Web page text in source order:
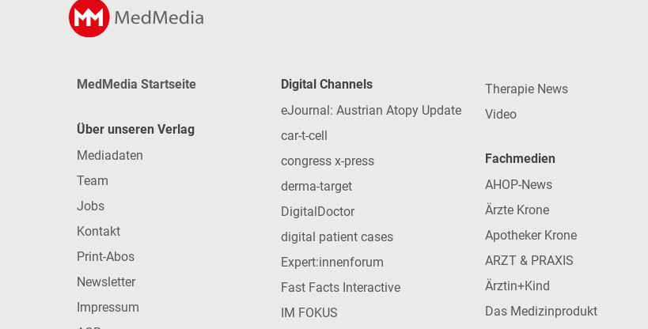
MedMedia Startseite
Über unseren Verlag
Mediadaten
Team
Jobs
Kontakt
Print-Abos
Newsletter
Impressum
Digital Channels
eJournal: Austrian Atopy Update
car-t-cell
congress x-press
derma-target
DigitalDoctor
digital patient cases
Expert:innenforum
Fast Facts Interactive
IM FOKUS
Therapie News
Video
Fachmedien
AHOP-News
Ärzte Krone
Apotheker Krone
ARZT & PRAXIS
Ärztin+Kind
Das Medizinprodukt